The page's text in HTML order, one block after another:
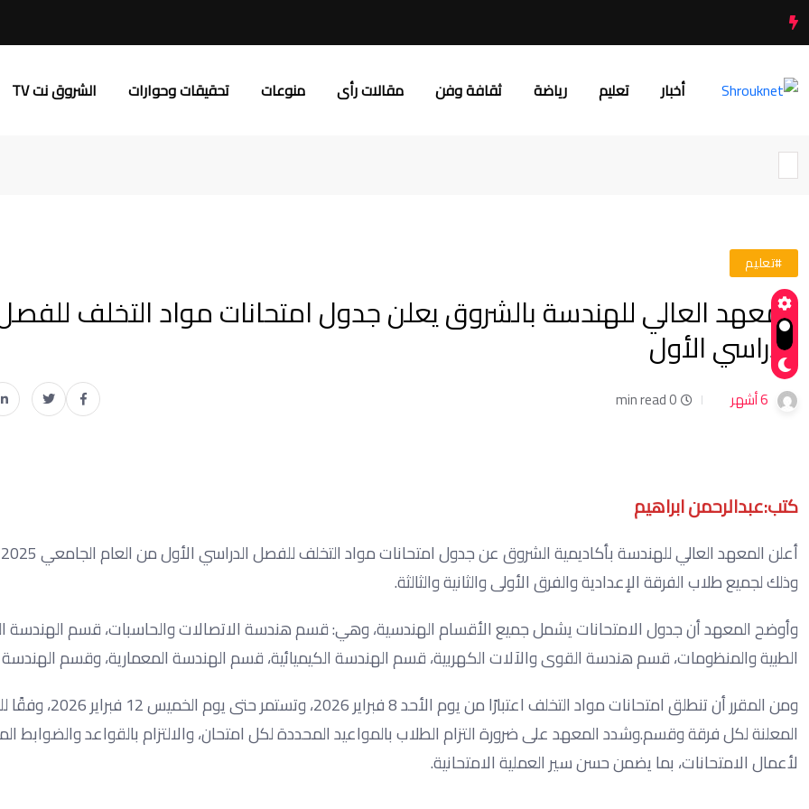
أخبار تعليم رياضة ثقافة وفن مقالات رأى منوعات تحقيقات وحوارات الشروق نت TV
#تعليم
المعهد العالي للهندسة بالشروق يعلن جدول امتحانات مواد التخلف
الدراسي الأول
6 أشهر 0 min read
كتب:عبدالرحمن ابراهيم
وذلك لجميع طلاب الفرقة الإعدادية والفرق الأولى والثانية والثالثة.
وأوضح المعهد أن جدول الامتحانات يشمل جميع الأقسام الهندسية، وهي: قسم هندسة الاتصالات والحاسبات، قسم الهندسة
الطبية والمنظومات، قسم هندسة القوى والآلات الكهربية، قسم الهندسة الكيميائية، قسم الهندسة المعمارية، وقسم الهندسة
ومن المقرر أن تنطلق امتحانات مواد التخلف اعتبارًا من يوم الأحد
المعلنة لكل فرقة وقسم.وشدد المعهد على ضرورة التزام الطلاب بالمواعيد المحددة لكل امتحان، والالتزام بالقواعد والضوابط
لأعمال الامتحانات، بما يضمن حسن سير العملية الامتحانية.